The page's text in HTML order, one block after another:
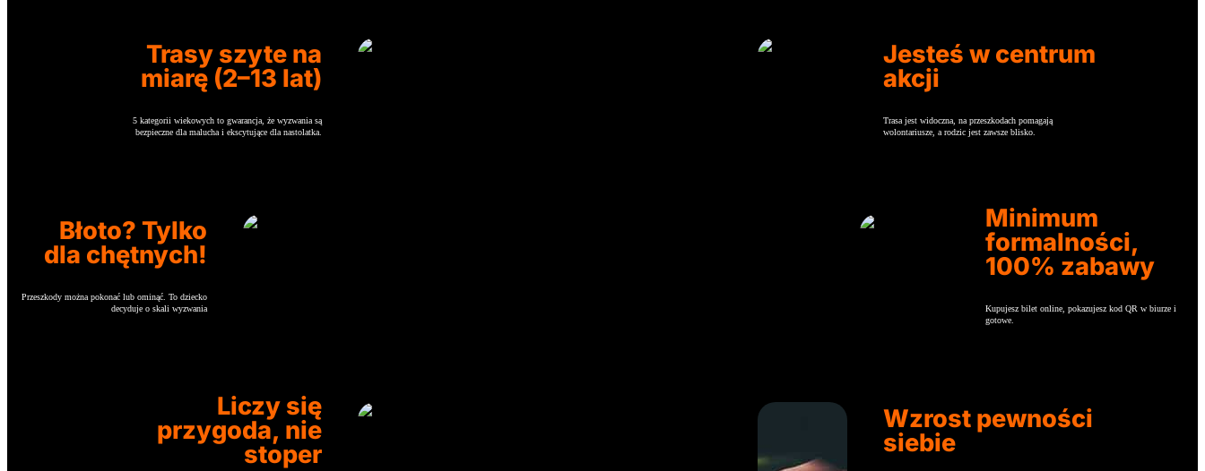
Trasy szyte na
miarę (2–13 lat)
5 kategorii wiekowych to gwarancja, że wyzwania są
bezpieczne dla malucha i ekscytujące dla nastolatka.
Jesteś w centrum
akcji
Trasa jest widoczna, na przeszkodach pomagają
wolontariusze, a rodzic jest zawsze blisko.
Błoto? Tylko
dla chętnych!
Przeszkody można pokonać lub ominąć. To dziecko
decyduje o skali wyzwania
Minimum
formalności,
100% zabawy
Kupujesz bilet online, pokazujesz kod QR w biurze i
gotowe.
Liczy się
przygoda, nie
stoper
Wzrost pewności
siebie